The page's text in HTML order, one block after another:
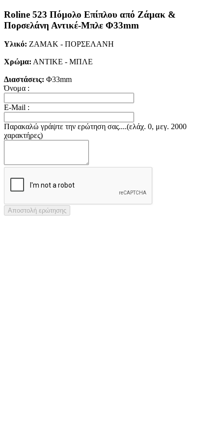
Roline 523 Πόμολο Eπίπλου από Ζάμακ &
Πορσελάνη Αντικέ-Μπλε Φ33mm
Υλικό: ΖΑΜΑΚ - ΠΟΡΣΕΛΑΝΗ
Χρώμα: ΑΝΤΙΚΕ - ΜΠΛΕ
Διαστάσεις: Φ33mm
Όνομα :
E-Mail :
Παρακαλώ γράψτε την ερώτηση σας....(ελάχ. 0, μεγ. 2000
χαρακτήρες)
Αποστολή ερώτησης